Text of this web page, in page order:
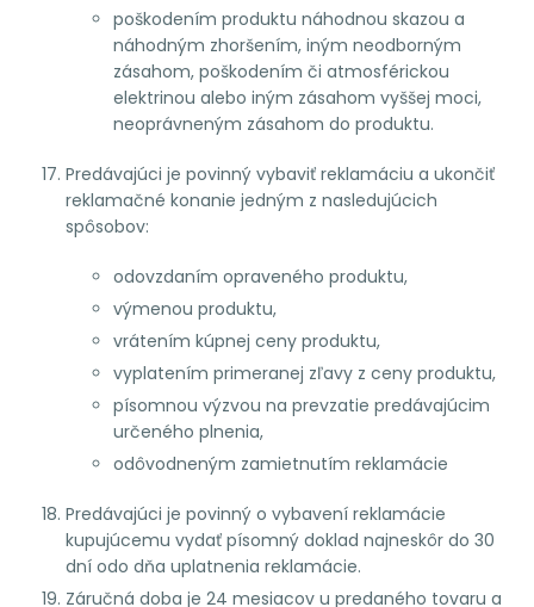
poškodením produktu náhodnou skazou a
náhodným zhoršením, iným neodborným
zásahom, poškodením či atmosférickou
elektrinou alebo iným zásahom vyššej moci,
neoprávneným zásahom do produktu.
Predávajúci je povinný vybaviť reklamáciu a ukončiť
reklamačné konanie jedným z nasledujúcich
spôsobov:
odovzdaním opraveného produktu,
výmenou produktu,
vrátením kúpnej ceny produktu,
vyplatením primeranej zľavy z ceny produktu,
písomnou výzvou na prevzatie predávajúcim
určeného plnenia,
odôvodneným zamietnutím reklamácie
Predávajúci je povinný o vybavení reklamácie
kupujúcemu vydať písomný doklad najneskôr do 30
dní odo dňa uplatnenia reklamácie.
Záručná doba je 24 mesiacov u predaného tovaru a